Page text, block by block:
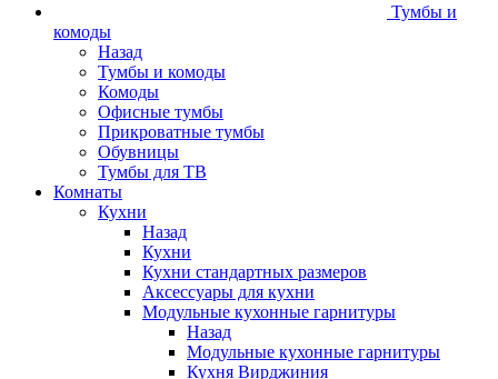
Тумбы и
комоды
Назад
Тумбы и комоды
Комоды
Офисные тумбы
Прикроватные тумбы
Обувницы
Тумбы для ТВ
Комнаты
Кухни
Назад
Кухни
Кухни стандартных размеров
Аксессуары для кухни
Модульные кухонные гарнитуры
Назад
Модульные кухонные гарнитуры
Кухня Вирджиния